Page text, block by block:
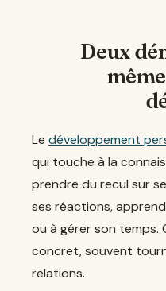
Deux
Le développement
qui touche à la
prendre du recul sur
ses réactions,
ou à gérer son temps.
concret, souvent
relations.